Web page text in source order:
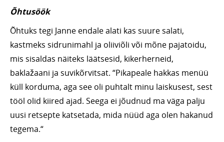
Õhtusöök
Õhtuks tegi Janne endale alati kas suure salati,
kastmeks sidrunimahl ja oliiviõli või mõne pajatoidu,
mis sisaldas näiteks läätsesid, kikerherneid,
baklažaani ja suvikõrvitsat. “Pikapeale hakkas menüü
küll korduma, aga see oli puhtalt minu laiskusest, sest
tööl olid kiired ajad. Seega ei jõudnud ma väga palju
uusi retsepte katsetada, mida nüüd aga olen hakanud
tegema.“